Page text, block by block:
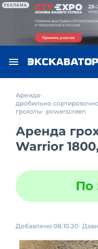
РЕКЛАМА
Аренда
дробильно
грохоты
powerscreen
Аренда
Warrior
По
Добавлено 08.10.20